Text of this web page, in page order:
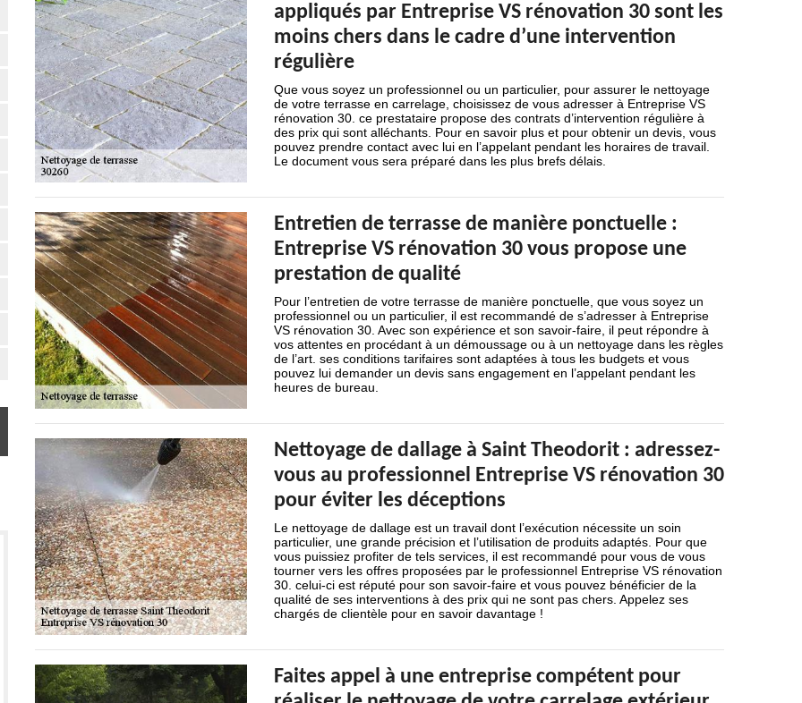
appliqués par Entreprise VS rénovation 30 sont les
moins chers dans le cadre d’une intervention
régulière
Que vous soyez un professionnel ou un particulier, pour assurer le nettoyage
de votre terrasse en carrelage, choisissez de vous adresser à Entreprise VS
rénovation 30. ce prestataire propose des contrats d’intervention régulière à
des prix qui sont alléchants. Pour en savoir plus et pour obtenir un devis, vous
pouvez prendre contact avec lui en l’appelant pendant les horaires de travail.
Le document vous sera préparé dans les plus brefs délais.
Entretien de terrasse de manière ponctuelle :
Entreprise VS rénovation 30 vous propose une
prestation de qualité
Pour l’entretien de votre terrasse de manière ponctuelle, que vous soyez un
professionnel ou un particulier, il est recommandé de s’adresser à Entreprise
VS rénovation 30. Avec son expérience et son savoir-faire, il peut répondre à
vos attentes en procédant à un démoussage ou à un nettoyage dans les règles
de l’art. ses conditions tarifaires sont adaptées à tous les budgets et vous
pouvez lui demander un devis sans engagement en l’appelant pendant les
heures de bureau.
Nettoyage de dallage à Saint Theodorit : adressez-
vous au professionnel Entreprise VS rénovation 30
pour éviter les déceptions
Le nettoyage de dallage est un travail dont l’exécution nécessite un soin
particulier, une grande précision et l’utilisation de produits adaptés. Pour que
vous puissiez profiter de tels services, il est recommandé pour vous de vous
tourner vers les offres proposées par le professionnel Entreprise VS rénovation
30. celui-ci est réputé pour son savoir-faire et vous pouvez bénéficier de la
qualité de ses interventions à des prix qui ne sont pas chers. Appelez ses
chargés de clientèle pour en savoir davantage !
Faites appel à une entreprise compétent pour